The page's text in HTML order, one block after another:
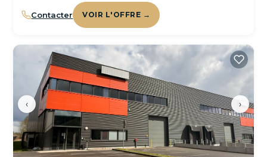
Contacter VOIR L'OFFRE →
‹ ›